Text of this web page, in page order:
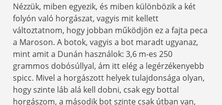
Nézzük, miben egyezik, és miben különbözik a két
folyón való horgászat, vagyis mit kellett
változtatnom, hogy jobban működjön ez a fajta peca
a Maroson. A botok, vagyis a bot maradt ugyanaz,
mint amit a Dunán használok: 3,6 m-es 250
grammos dobósúllyal, ám itt elég a legérzékenyebb
spicc. Mivel a horgászott helyek tulajdonsága olyan,
hogy szinte láb alá kell dobni, csak egy bottal
horgászom, a második bot szinte csak útban van,